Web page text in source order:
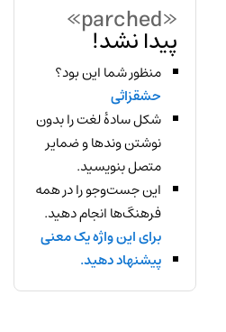
«parched»
پیدا نشد!
منظور شما این بود؟
حشقزاثی
شکل سادهٔ لغت را بدون
نوشتن وندها و ضمایر
متصل بنویسید.
این جست‌وجو را در همه
فرهنگ‌ها انجام دهید.
برای این واژه یک معنی
پیشنهاد دهید.